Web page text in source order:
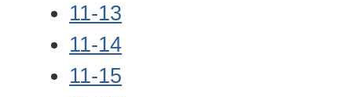
11-13
11-14
11-15